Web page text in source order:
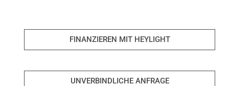
FINANZIEREN MIT HEYLIGHT
UNVERBINDLICHE ANFRAGE